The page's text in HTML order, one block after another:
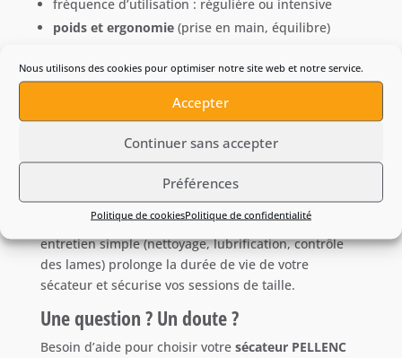
Nous utilisons des cookies pour optimiser notre site web et notre service.
Accepter
Continuer sans accepter
Préférences
Politique de cookiesPolitique de confidentialité
fréquence d’utilisation : régulière ou intensive
poids et ergonomie(prise en main, équilibre)
accessoires et consommables (lames, étuis, pièces
d’usure selon modèles)
Entretien, accessoires et pièces d’usure
Pour conserver une coupe nette et des
performances constantes, pensez aux
Pellenccompatibles : lames, pièces d’usure,
consommables et éléments de remplacement. Un
entretien simple (nettoyage, lubrification, contrôle
des lames) prolonge la durée de vie de votre
sécateur et sécurise vos sessions de taille.
Une question ? Un doute ?
Besoin d’aide pour choisir votre sécateur PELLENC